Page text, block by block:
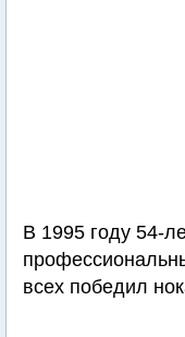
В 1995 году 54-
всех победил